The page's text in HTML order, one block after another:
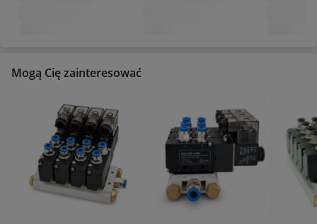
Mogą Cię zainteresować